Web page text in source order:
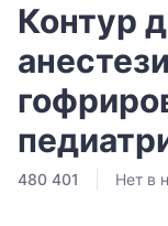
Контур
480 401 Нет в